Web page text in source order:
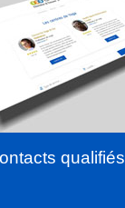
qualifiés